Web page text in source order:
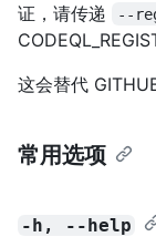
证，请传递
--
这会替代
常用选项
-h, --help